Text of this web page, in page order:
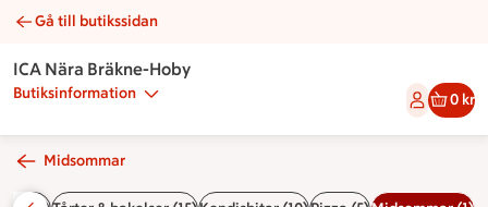
Midsommarbuffé | Catering ICA Nära Bräkne-Hoby
Gå till butikssidan
ICA Nära Bräkne-Hoby
Butiksinformation 0 kr
Midsommar